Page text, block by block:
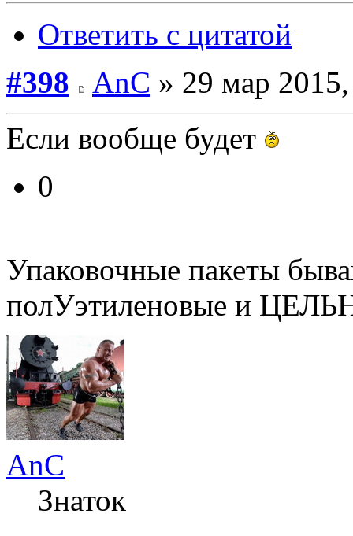
Ответить с цитатой
#398
AnC » 29 мар
Если вообще будет
0
Упаковочные пакеты
полУэтиленовые и
AnC
Знаток